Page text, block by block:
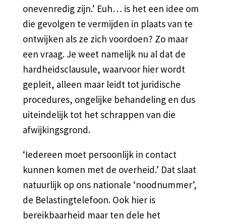
onevenredig zijn.’ Euh… is het een idee om
die gevolgen te vermijden in plaats van te
ontwijken als ze zich voordoen? Zo maar
een vraag. Je weet namelijk nu al dat de
hardheidsclausule, waarvoor hier wordt
gepleit, alleen maar leidt tot juridische
procedures, ongelijke behandeling en dus
uiteindelijk tot het schrappen van die
afwijkingsgrond.
‘Iedereen moet persoonlijk in contact
kunnen komen met de overheid.’ Dat slaat
natuurlijk op ons nationale ‘noodnummer’,
de Belastingtelefoon. Ook hier is
bereikbaarheid maar ten dele het